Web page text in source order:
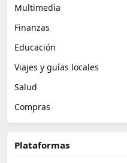
Multimedia
Finanzas
Educación
Viajes y guías locales
Salud
Compras
Plataformas